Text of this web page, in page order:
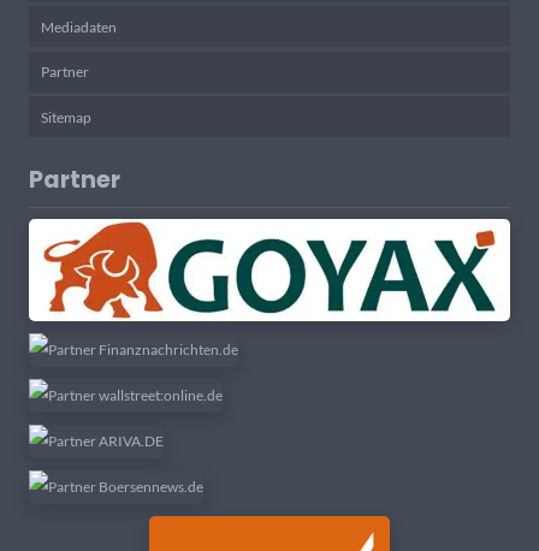
Mediadaten
Partner
Sitemap
Partner